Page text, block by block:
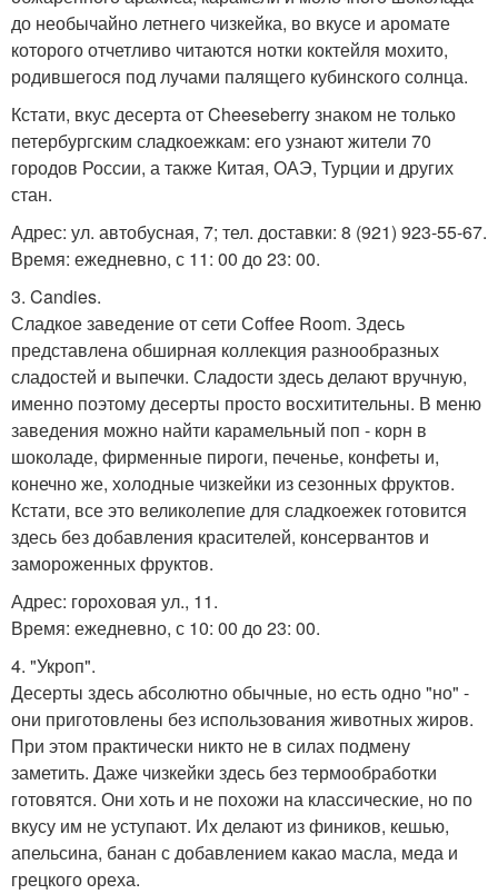
до необычайно летнего чизкейка, во вкусе и аромате
которого отчетливо читаются нотки коктейля мохито,
родившегося под лучами палящего кубинского солнца.
Кстати, вкус десерта от Cheeseberry знаком не только
петербургским сладкоежкам: его узнают жители 70
городов России, а также Китая, ОАЭ, Турции и других
стан.
Адрес: ул. автобусная, 7; тел. доставки: 8 (921) 923-55-67.
Время: ежедневно, с 11: 00 до 23: 00.
3. Candies.
Сладкое заведение от сети Сoffee Room. Здесь
представлена обширная коллекция разнообразных
сладостей и выпечки. Сладости здесь делают вручную,
именно поэтому десерты просто восхитительны. В меню
заведения можно найти карамельный поп - корн в
шоколаде, фирменные пироги, печенье, конфеты и,
конечно же, холодные чизкейки из сезонных фруктов.
Кстати, все это великолепие для сладкоежек готовится
здесь без добавления красителей, консервантов и
замороженных фруктов.
Адрес: гороховая ул., 11.
Время: ежедневно, с 10: 00 до 23: 00.
4. "Укроп".
Десерты здесь абсолютно обычные, но есть одно "но" -
они приготовлены без использования животных жиров.
При этом практически никто не в силах подмену
заметить. Даже чизкейки здесь без термообработки
готовятся. Они хоть и не похожи на классические, но по
вкусу им не уступают. Их делают из фиников, кешью,
апельсина, банан с добавлением какао масла, меда и
грецкого ореха.